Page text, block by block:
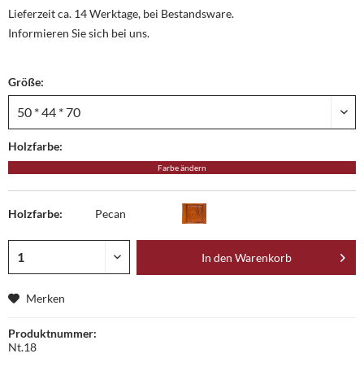
Lieferzeit ca. 14 Werktage, bei Bestandsware.
Informieren Sie sich bei uns.
Größe:
Holzfarbe:
Farbe ändern
Holzfarbe: Pecan
In den Warenkorb
Merken
Produktnummer:
Nt.18